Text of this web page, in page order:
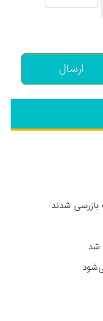
ارسال
بازرسی شدند
شد